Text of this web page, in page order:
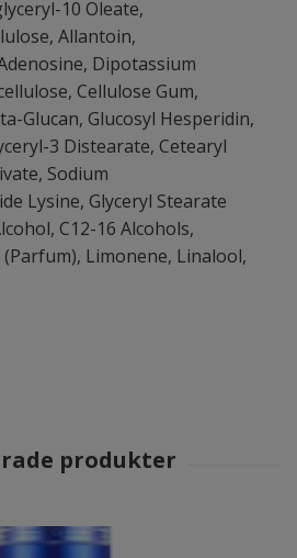
10 Oleate,
Allantoin,
Dipotassium
Cellulose Gum,
Glucan, Glucosyl Hesperidin,
3 Distearate, Cetearyl
Sodium
Lysine, Glyceryl Stearate
C12-16 Alcohols,
Limonene, Linalool,